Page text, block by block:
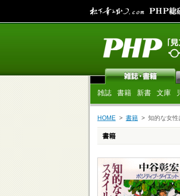
雑誌 書籍 新書 文庫
HOME 書籍 知的な女性
書籍